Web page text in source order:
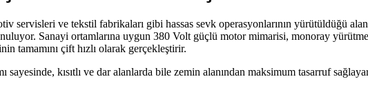
servisleri ve tekstil fabrikaları gibi hassas sevk operasyonlarının yürütüldüğü
Sanayi ortamlarına uygun 380 Volt güçlü motor mimarisi, monoray
tamamını çift hızlı olarak gerçekleştirir.
sayesinde, kısıtlı ve dar alanlarda bile zemin alanından maksimum tasarruf